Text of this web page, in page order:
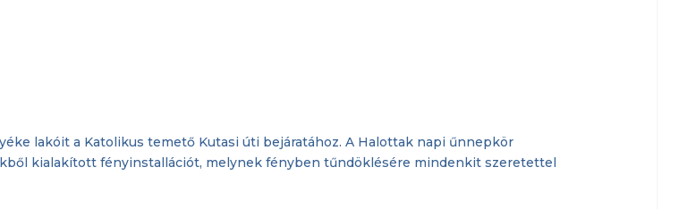
lakóit a Katolikus temető Kutasi úti bejáratához. A Halottak napi űnnepkör
kialakított fényinstallációt, melynek fényben tűndöklésére mindenkit szeretettel